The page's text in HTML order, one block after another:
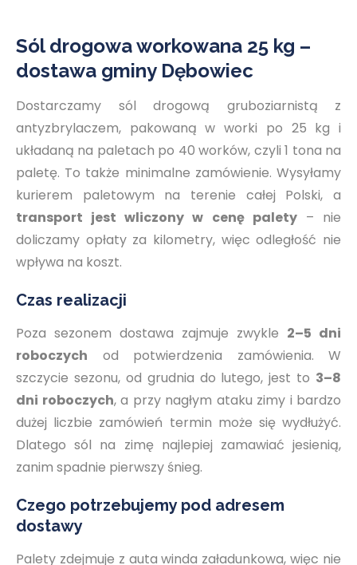
Sól drogowa workowana 25 kg –
dostawa gminy Dębowiec
Dostarczamy sól drogową gruboziarnistą z
antyzbrylaczem, pakowaną w worki po 25 kg i
układaną na paletach po 40 worków, czyli 1 tona na
paletę. To także minimalne zamówienie. Wysyłamy
kurierem paletowym na terenie całej Polski, a
transport jest wliczony w cenę palety– nie
doliczamy opłaty za kilometry, więc odległość nie
wpływa na koszt.
Czas realizacji
Poza sezonem dostawa zajmuje zwykle 2–5 dni
roboczych od potwierdzenia zamówienia. W
szczycie sezonu, od grudnia do lutego, jest to 3–8
dni roboczych, a przy nagłym ataku zimy i bardzo
dużej liczbie zamówień termin może się wydłużyć.
Dlatego sól na zimę najlepiej zamawiać jesienią,
zanim spadnie pierwszy śnieg.
Czego potrzebujemy pod adresem
dostawy
Palety zdejmuje z auta winda załadunkowa, więc nie